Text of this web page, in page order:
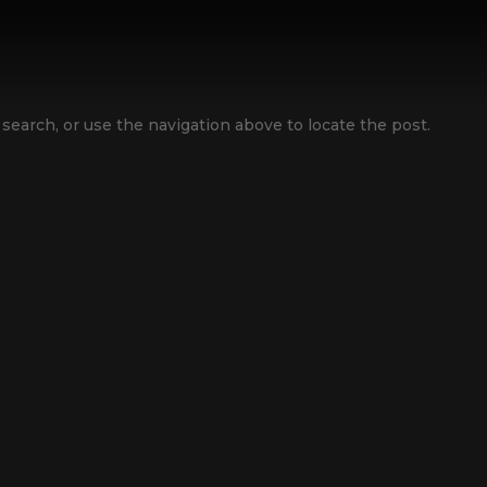
or use the navigation above to locate the post.